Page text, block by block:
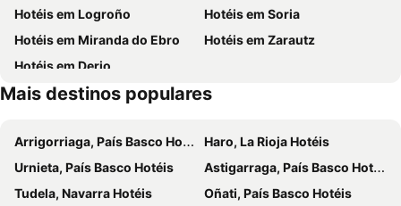
Hotel Bodega Fya - Grupo PiÉrola
Bodega-Hotel FyA
Zabalgana
Edificio de la Antigua Tabacalera
Palacio del Marqués del Puerto
Riojaforum
San Mateo
Archivo Histórico Provincial de Logroño
Parque del Ebro
Arriaga
Judizmendi
Semana Santa
Independencia
Hospital de San José
Hotéis em Logroño
Hotéis em Soria
Hotéis em Miranda do Ebro
Hotéis em Zarautz
Hotéis em Derio
Mais destinos populares
Arrigorriaga, País Basco Hotéis
Haro, La Rioja Hotéis
Urnieta, País Basco Hotéis
Astigarraga, País Basco Hotéis
Tudela, Navarra Hotéis
Oñati, País Basco Hotéis